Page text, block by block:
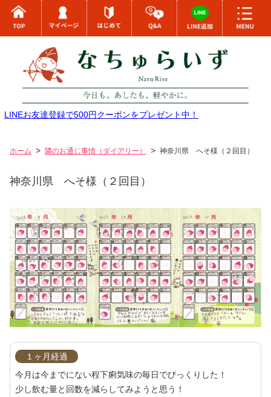
LINEお友達登録で500円クーポンをプレゼント中！
ホーム 隣のお通じ事情（ダイアリー） 神奈川県 へそ様（２回目）
神奈川県 へそ様（２回目）
１ヶ月経過
今月は今までにない程下痢気味の毎日でびっくりした！
少し飲む量と回数を減らしてみようと思う！